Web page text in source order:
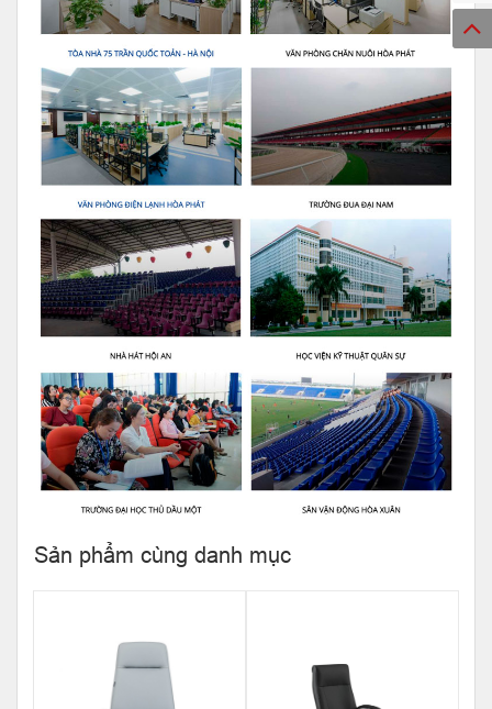
Sản phẩm cùng danh mục